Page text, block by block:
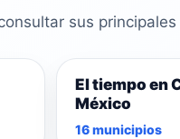
sus
El tiempo en
México
16 municipios